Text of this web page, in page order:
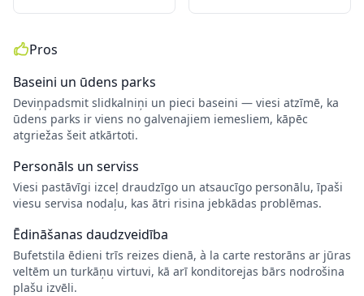
Pros
Baseini un ūdens parks
Deviņpadsmit slidkalniņi un pieci baseini — viesi atzīmē, ka
ūdens parks ir viens no galvenajiem iemesliem, kāpēc
atgriežas šeit atkārtoti.
Personāls un serviss
Viesi pastāvīgi izceļ draudzīgo un atsaucīgo personālu, īpaši
viesu servisa nodaļu, kas ātri risina jebkādas problēmas.
Ēdināšanas daudzveidība
Bufetstila ēdieni trīs reizes dienā, à la carte restorāns ar jūras
veltēm un turkāņu virtuvi, kā arī konditorejas bārs nodrošina
plašu izvēli.